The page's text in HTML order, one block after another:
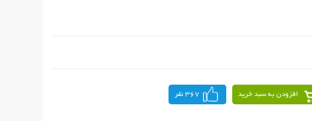
افزودن به سبد خرید 367 نفر